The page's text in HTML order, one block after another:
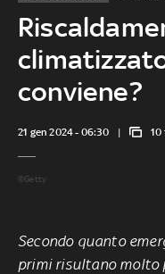
conviene?
21 gen 2024 - 06:30 10
©Getty
Secondo quanto
primi risultano molto